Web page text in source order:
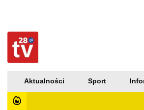
Aktualności Sport